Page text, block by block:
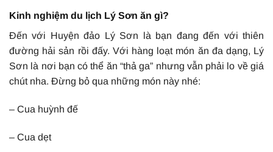
Kinh nghiệm du lịch Lý Sơn ăn gì?
Đến với Huyện đảo Lý Sơn là bạn đang đến với thiên
đường hải sản rồi đấy. Với hàng loạt món ăn đa dạng, Lý
Sơn là nơi bạn có thể ăn “thả ga” nhưng vẫn phải lo về giá
chút nha. Đừng bỏ qua những món này nhé:
– Cua huỳnh đế
– Cua dẹt